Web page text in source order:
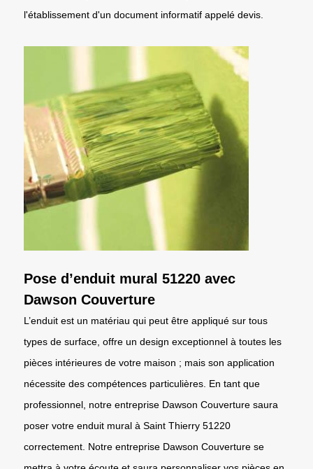
l'établissement d'un document informatif appelé devis.
Pose d’enduit mural 51220 avec
Dawson Couverture
L’enduit est un matériau qui peut être appliqué sur tous
types de surface, offre un design exceptionnel à toutes les
pièces intérieures de votre maison ; mais son application
nécessite des compétences particulières. En tant que
professionnel, notre entreprise Dawson Couverture saura
poser votre enduit mural à Saint Thierry 51220
correctement. Notre entreprise Dawson Couverture se